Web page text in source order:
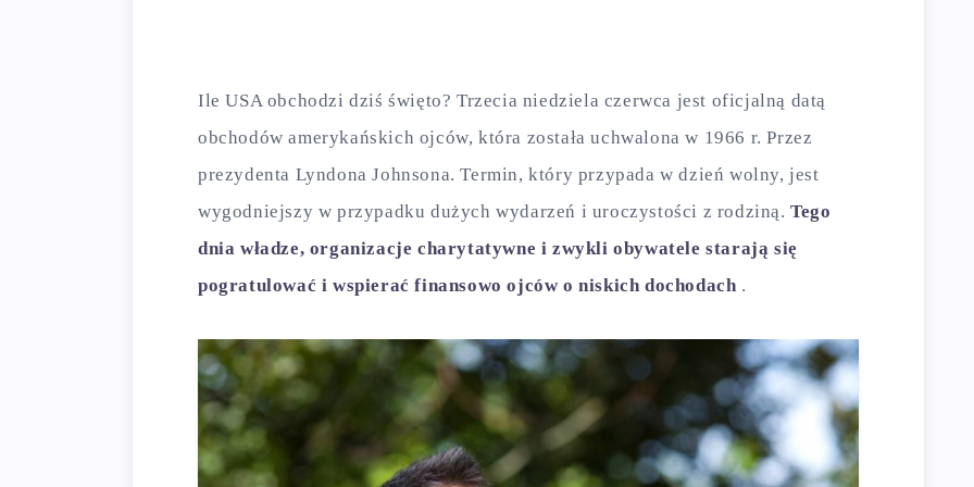
Ile USA obchodzi dziś święto? Trzecia niedziela czerwca jest oficjalną datą
obchodów amerykańskich ojców, która została uchwalona w 1966 r. Przez
prezydenta Lyndona Johnsona. Termin, który przypada w dzień wolny, jest
wygodniejszy w przypadku dużych wydarzeń i uroczystości z rodziną.Tego
dnia władze, organizacje charytatywne i zwykli obywatele starają się
pogratulować i wspierać finansowo ojców o niskich dochodach .